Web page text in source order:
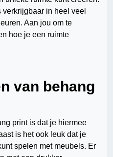
in heel veel
Aan jou om te
hoe je een ruimte
van behang
print is dat je hiermee
is het ook leuk dat je
spelen met meubels. Er